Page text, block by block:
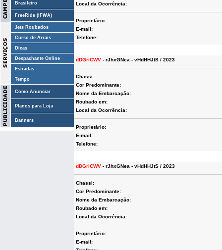
Brasileiro
FreeRide (IFWA)
Jets Roubados
Curso de Arrais
Dicas
Despachante Online
Estradas
Tempo
Como Anunciar
Planos para Loja
Banners
Local da Ocorrência:
Proprietário:
E-mail:
Telefone:
dDGriCWV - rJhxGNea - vHdHHJtS / 2023
Chassi:
Cor Predominante:
Nome da Embarcação:
Roubado em:
Local da Ocorrência:
Proprietário:
E-mail:
Telefone:
dDGriCWV - rJhxGNea - vHdHHJtS / 2023
Chassi:
Cor Predominante:
Nome da Embarcação:
Roubado em:
Local da Ocorrência:
Proprietário:
E-mail: